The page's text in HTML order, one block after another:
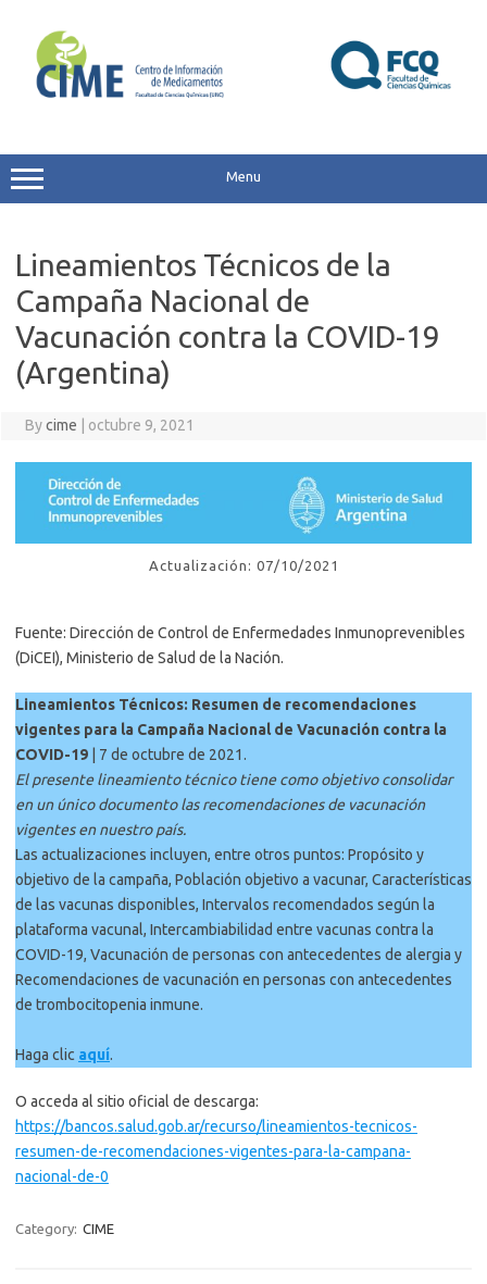
content
Menu
Lineamientos Técnicos de la
Campaña Nacional de
Vacunación contra la COVID-19
(Argentina)
Bycime octubre 9, 2021
Actualización: 07/10/2021
Fuente: Dirección de Control de Enfermedades Inmunoprevenibles
(DiCEI), Ministerio de Salud de la Nación.
Lineamientos Técnicos: Resumen de recomendaciones
vigentes para la Campaña Nacional de Vacunación contra la
COVID-19 | 7 de octubre de 2021.
El presente lineamiento técnico tiene como objetivo consolidar
en un único documento las recomendaciones de vacunación
vigentes en nuestro país.
Las actualizaciones incluyen, entre otros puntos: Propósito y
objetivo de la campaña, Población objetivo a vacunar, Características
de las vacunas disponibles, Intervalos recomendados según la
plataforma vacunal, Intercambiabilidad entre vacunas contra la
COVID-19, Vacunación de personas con antecedentes de alergia y
Recomendaciones de vacunación en personas con antecedentes
de trombocitopenia inmune.
Haga clic aquí.
O acceda al sitio oficial de descarga:
https://bancos.salud.gob.ar/recurso/lineamientos-tecnicos-
resumen-de-recomendaciones-vigentes-para-la-campana-
nacional-de-0
Category: CIME